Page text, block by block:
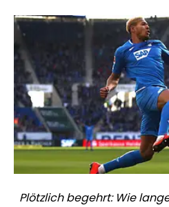
Plötzlich begehrt: Wie